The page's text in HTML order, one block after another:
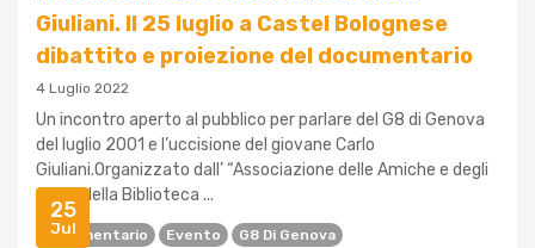
25
Jul
Giuliani. Il 25 luglio a Castel Bolognese
dibattito e proiezione del documentario
4 Luglio 2022
Un incontro aperto al pubblico per parlare del G8 di Genova
del luglio 2001 e l’uccisione del giovane Carlo
Giuliani.Organizzato dall’ “Associazione delle Amiche e degli
Amici della Biblioteca ...
Documentario Evento G8 Di Genova